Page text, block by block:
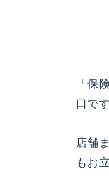
「保
口で
店舗
もお